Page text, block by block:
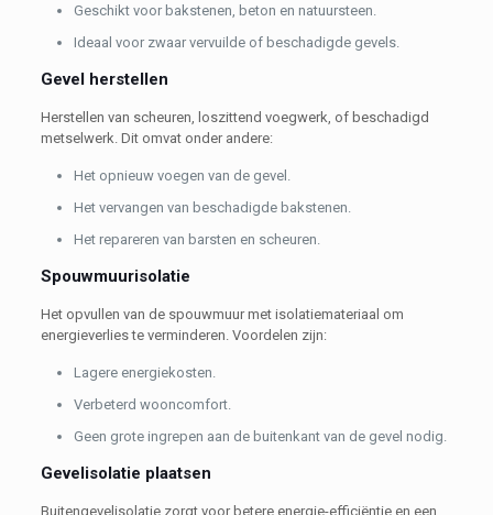
Geschikt voor bakstenen, beton en natuursteen.
Ideaal voor zwaar vervuilde of beschadigde gevels.
Gevel herstellen
Herstellen van scheuren, loszittend voegwerk, of beschadigd
metselwerk. Dit omvat onder andere:
Het opnieuw voegen van de gevel.
Het vervangen van beschadigde bakstenen.
Het repareren van barsten en scheuren.
Spouwmuurisolatie
Het opvullen van de spouwmuur met isolatiemateriaal om
energieverlies te verminderen. Voordelen zijn:
Lagere energiekosten.
Verbeterd wooncomfort.
Geen grote ingrepen aan de buitenkant van de gevel nodig.
Gevelisolatie plaatsen
Buitengevelisolatie zorgt voor betere energie-efficiëntie en een